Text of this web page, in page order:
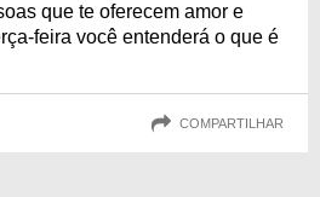
que te oferecem amor e
feira você entenderá o que é
COMPARTILHAR